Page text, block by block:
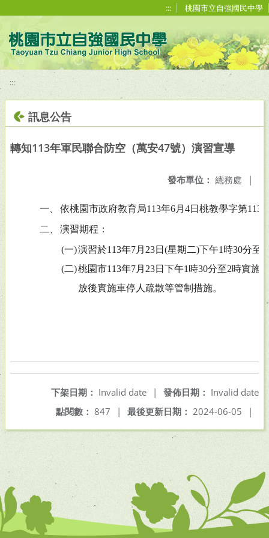
::: 桃園市立自強國民中學
:::
訊息公告
轉知113年軍民聯合防空（萬安47號）演習宣導
發布單位： 總務處 |
一、 依桃園市政府教育局113年6月4日桃教學字第
二、
演習期程：
(一)
(二)
演習於113年7月23日(星期二)下午1時30分至
桃園市113年7月23日下午1時30分至2時實施
放後實施車停人疏散等管制措施。
發佈日期： Invalid date
下架日期： Invalid date
|
最後更新日期： 2024-06-05 |
點閱數： 847 |